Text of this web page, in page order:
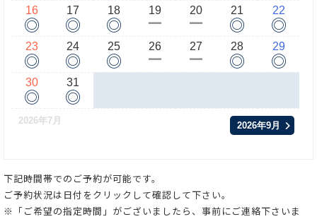
16
◎
17
◎
18
◎
19
ー
20
ー
21
◎
22
◎
23
◎
24
◎
25
◎
26
ー
27
ー
28
◎
29
◎
30
◎
31
◎
2026年7月 2026年9月
下記時間帯でのご予約が可能です。
ご予約状況は日付をクリックして確認して下さい。
※「ご希望の指定時間」がございましたら、事前にご連絡下さいま